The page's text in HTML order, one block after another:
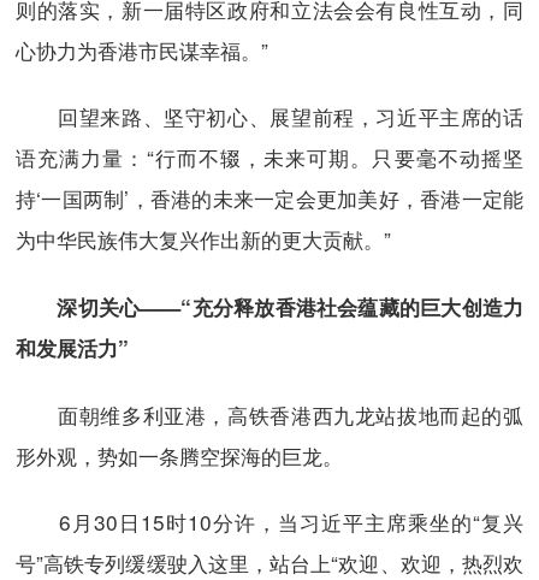
则的落实，新一届特区政府和立法会会有良性互动，同
心协力为香港市民谋幸福。”
回望来路、坚守初心、展望前程，习近平主席的话
语充满力量：“行而不辍，未来可期。只要毫不动摇坚
持‘一国两制’，香港的未来一定会更加美好，香港一定能
为中华民族伟大复兴作出新的更大贡献。”
深切关心——“充分释放香港社会蕴藏的巨大创造力
和发展活力”
面朝维多利亚港，高铁香港西九龙站拔地而起的弧
形外观，势如一条腾空探海的巨龙。
6月30日15时10分许，当习近平主席乘坐的“复兴
号”高铁专列缓缓驶入这里，站台上“欢迎、欢迎，热烈欢